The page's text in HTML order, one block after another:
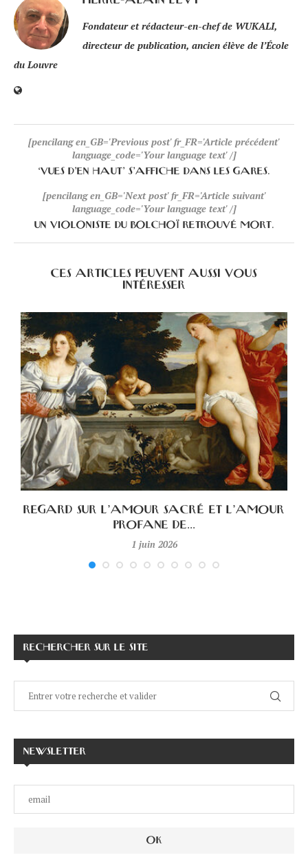
Fondateur et rédacteur-en-chef de WUKALI,
directeur de publication, ancien élève de l’École
du Louvre
[pencilang en_GB='Previous post' fr_FR='Article précédent'
language_code='Your language text' /]
‘VUES D’EN HAUT’ S’AFFICHE DANS LES GARES.
[pencilang en_GB='Next post' fr_FR='Article suivant'
language_code='Your language text' /]
UN VIOLONISTE DU BOLCHOÏ RETROUVÉ MORT.
CES ARTICLES PEUVENT AUSSI VOUS
INTÉRESSER
REGARD SUR L’AMOUR SACRÉ ET L’AMOUR
PROFANE DE...
1 juin 2026
RECHERCHER SUR LE SITE
NEWSLETTER